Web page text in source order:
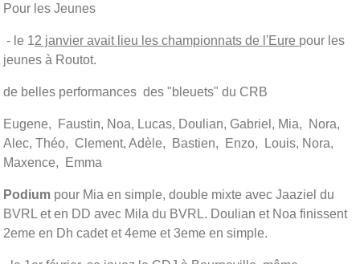
Pour les Jeunes
- le 12 janvier avait lieu les championnats de l'Eure pour les
jeunes à Routot.
de belles performances des "bleuets" du CRB
Eugene, Faustin, Noa, Lucas, Doulian, Gabriel, Mia, Nora,
Alec, Théo, Clement, Adèle, Bastien, Enzo, Louis, Nora,
Maxence, Emma
Podium pour Mia en simple, double mixte avec Jaaziel du
BVRL et en DD avec Mila du BVRL. Doulian et Noa finissent
2eme en Dh cadet et 4eme et 3eme en simple.